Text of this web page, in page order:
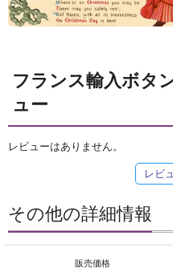
フランス輸入ボタ
ュー
レビューはありません。
レビ
その他の詳細情報
販売価格